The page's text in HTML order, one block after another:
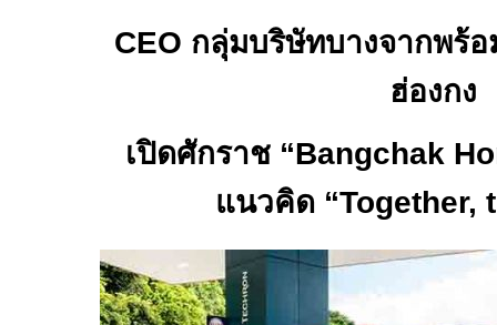
CEO กลุ่มบริษัทบางจากพร้
ฮ่องกง
เปิดศักราช “Bangchak
แนวคิด “Together,